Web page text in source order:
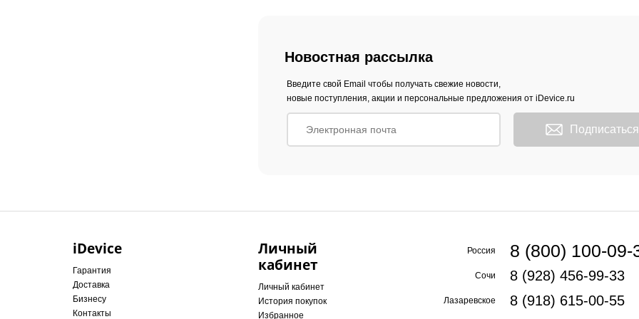
Новостная рассылка
Введите свой Email чтобы получать свежие новости,
новые поступления, акции и персональные предложения от iDevice.ru
Подписаться
iDevice
Гарантия
Доставка
Бизнесу
Контакты
Личный
кабинет
Личный кабинет
История покупок
Избранное
Россия 8 (800) 100-09-
Сочи 8 (928) 456-99-33
Лазаревское 8 (918) 615-00-55